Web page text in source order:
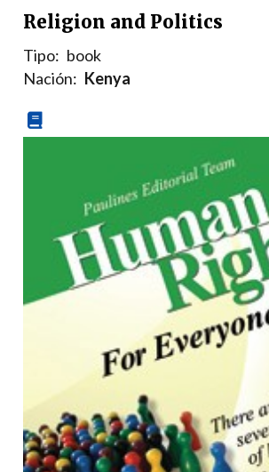
Religion and Politics
Tipo: book
Nación: Kenya